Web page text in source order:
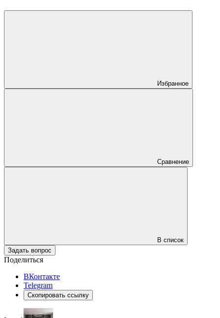
Избранное
Сравнение
В список
Задать вопрос
Поделиться
ВКонтакте
Telegram
Скопировать ссылку